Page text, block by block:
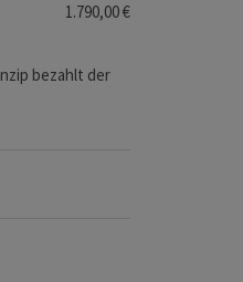
1.790,00 €
bezahlt der